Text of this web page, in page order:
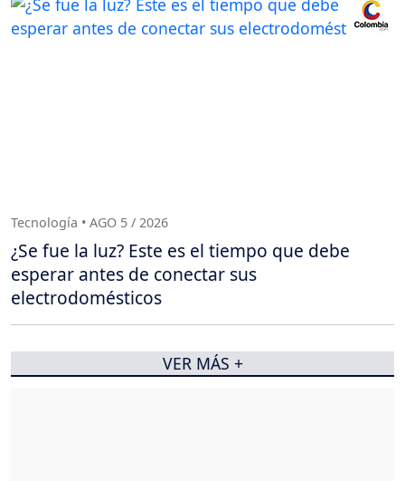
Tecnología • AGO 5 / 2026
¿Se fue la luz? Este es el tiempo que debe
esperar antes de conectar sus
electrodomésticos
VER MÁS +